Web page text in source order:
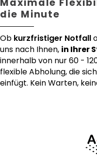
die Minute
Ob kurzfristiger Notfall
uns nach Ihnen, in Ihrer
innerhalb von nur 60 -
flexible Abholung, die
einfügt. Kein Warten,